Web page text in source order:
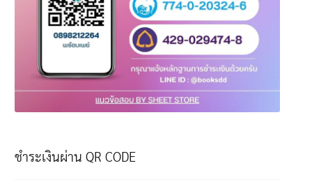
ชำระเงินผ่าน QR CODE